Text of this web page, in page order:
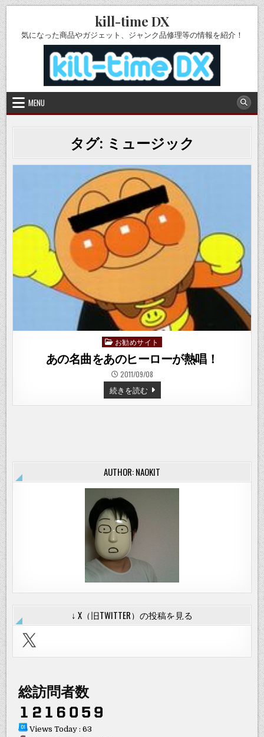
Skip
to
content
kill-time DX
気になった商品やガジェット、ジャンク品修理等の情報を紹介！
MENU
タグ: ミュージック
Posted
in
お勧めサイト
あの名曲をあのヒーローが熱唱！
2011/09/08
続きを読むあ
の
名
ー
が
熱
唱！
AUTHOR: NAOKIT
↓ X（旧TWITTER）の投稿を見る
X
総訪問者数
Views Today : 63